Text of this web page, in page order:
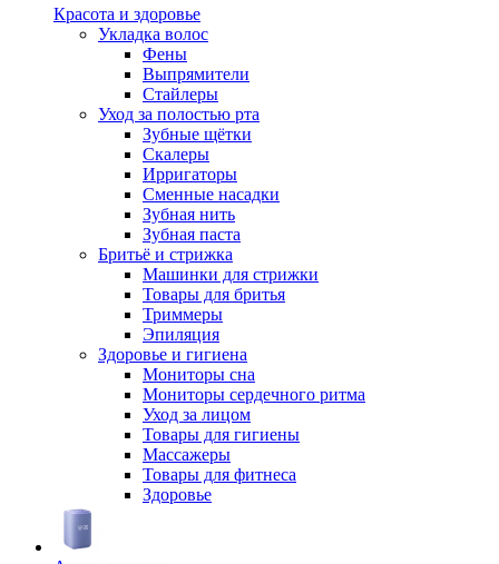
Красота и здоровье
Укладка волос
Фены
Выпрямители
Стайлеры
Уход за полостью рта
Зубные щётки
Скалеры
Ирригаторы
Сменные насадки
Зубная нить
Зубная паста
Бритьё и стрижка
Машинки для стрижки
Товары для бритья
Триммеры
Эпиляция
Здоровье и гигиена
Мониторы сна
Мониторы сердечного ритма
Уход за лицом
Товары для гигиены
Массажеры
Товары для фитнеса
Здоровье